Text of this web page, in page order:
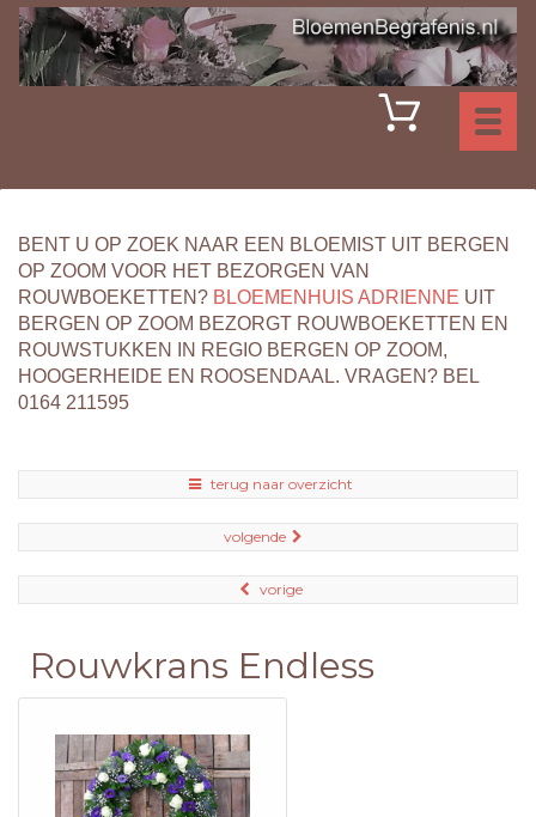
BENT U OP ZOEK NAAR EEN BLOEMIST UIT BERGEN
OP ZOOM VOOR HET BEZORGEN VAN
ROUWBOEKETTEN? BLOEMENHUIS ADRIENNE UIT
BERGEN OP ZOOM BEZORGT ROUWBOEKETTEN EN
ROUWSTUKKEN IN REGIO BERGEN OP ZOOM,
HOOGERHEIDE EN ROOSENDAAL. VRAGEN? BEL
0164 211595
terug naar overzicht
volgende
vorige
Rouwkrans Endless